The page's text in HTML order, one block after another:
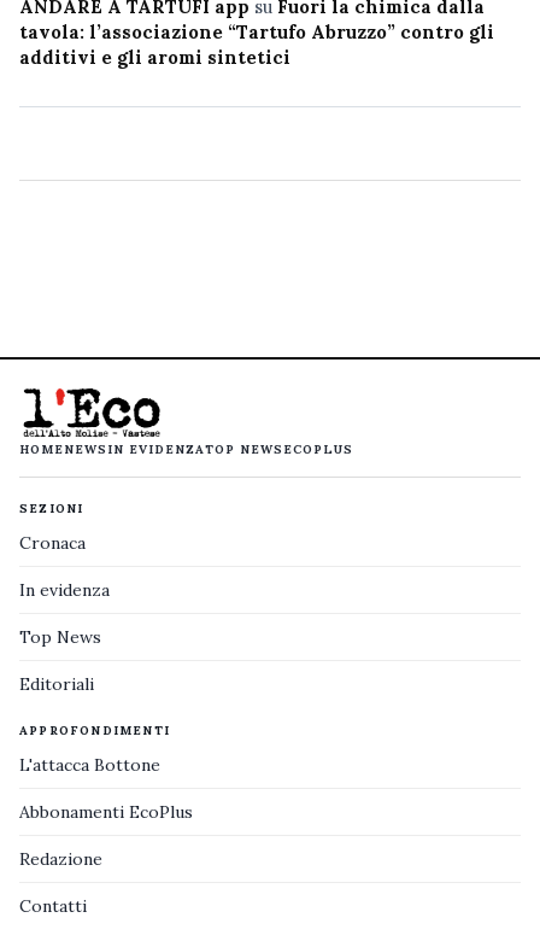
ANDARE A TARTUFI app su Fuori la chimica dalla
tavola: l’associazione “Tartufo Abruzzo” contro gli
additivi e gli aromi sintetici
HOMENEWS IN EVIDENZATOP NEWS ECOPLUS
SEZIONI
Cronaca
In evidenza
Top News
Editoriali
APPROFONDIMENTI
L'attacca Bottone
Abbonamenti EcoPlus
Redazione
Contatti